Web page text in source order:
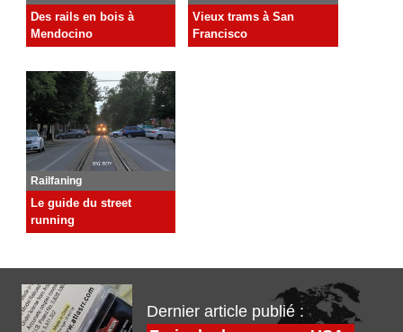
Des rails en bois à
Mendocino
Vieux trams à San
Francisco
Railfaning
Le guide du street
running
Dernier article publié :